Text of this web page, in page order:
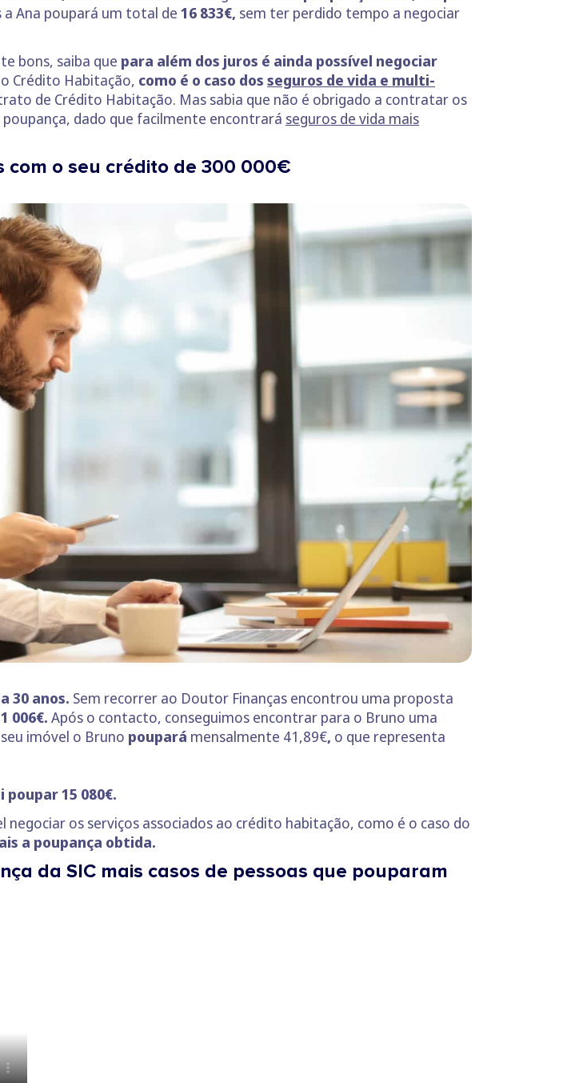
Ana poupará um total de 16 833€, sem ter perdido tempo a negociar
bons, saiba que para além dos juros é ainda possível negociar
Crédito Habitação, como é o caso dos seguros de vida e multi-
de Crédito Habitação. Mas sabia que não é obrigado a contratar os
dado que facilmente encontrará seguros de vida mais
com o seu crédito de 300 000€
30 anos. Sem recorrer ao Doutor Finanças encontrou uma proposta
006€. Após o contacto, conseguimos encontrar para o Bruno uma
imóvel o Bruno poupará mensalmente 41,89€, o que representa
poupar 15 080€.
negociar os serviços associados ao crédito habitação, como é o caso do
a poupança obtida.
da SIC mais casos de pessoas que pouparam